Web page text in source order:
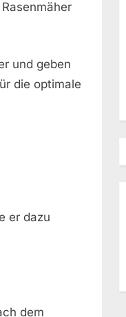
und geben
die optimale
er dazu
dem